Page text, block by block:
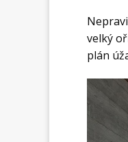
velký
plán